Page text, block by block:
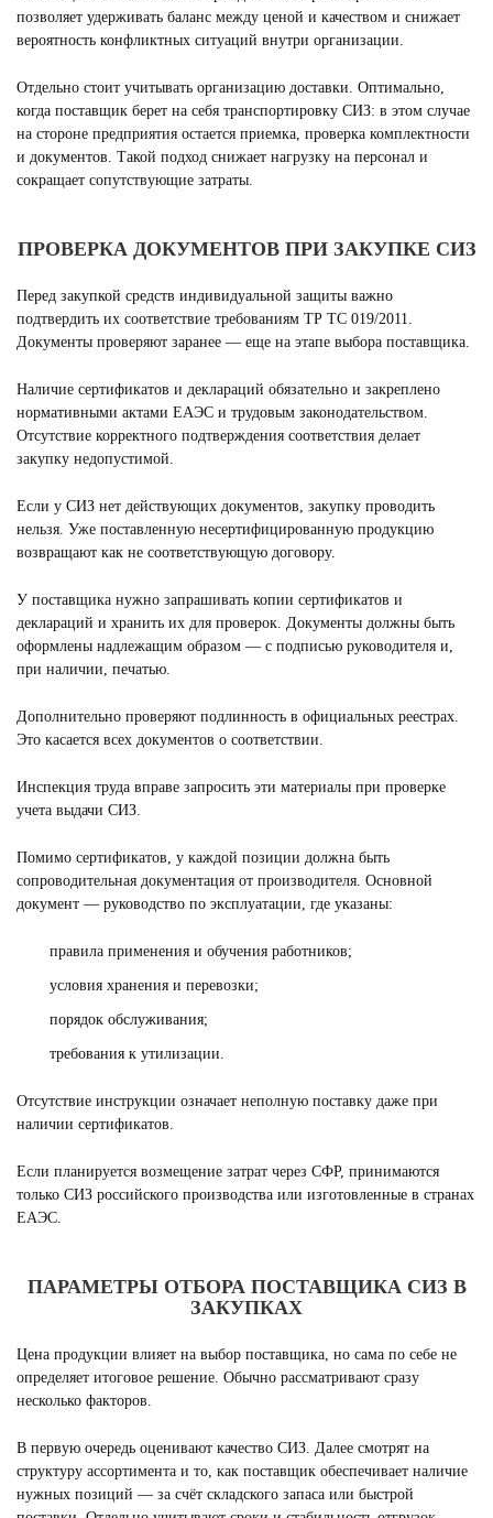
позволяет удерживать баланс между ценой и качеством и снижает
вероятность конфликтных ситуаций внутри организации.
Отдельно стоит учитывать организацию доставки. Оптимально,
когда поставщик берет на себя транспортировку СИЗ: в этом случае
на стороне предприятия остается приемка, проверка комплектности
и документов. Такой подход снижает нагрузку на персонал и
сокращает сопутствующие затраты.
ПРОВЕРКА ДОКУМЕНТОВ ПРИ ЗАКУПКЕ СИЗ
Перед закупкой средств индивидуальной защиты важно
подтвердить их соответствие требованиям ТР ТС 019/2011.
Документы проверяют заранее — еще на этапе выбора поставщика.
Наличие сертификатов и деклараций обязательно и закреплено
нормативными актами ЕАЭС и трудовым законодательством.
Отсутствие корректного подтверждения соответствия делает
закупку недопустимой.
Если у СИЗ нет действующих документов, закупку проводить
нельзя. Уже поставленную несертифицированную продукцию
возвращают как не соответствующую договору.
У поставщика нужно запрашивать копии сертификатов и
деклараций и хранить их для проверок. Документы должны быть
оформлены надлежащим образом — с подписью руководителя и,
при наличии, печатью.
Дополнительно проверяют подлинность в официальных реестрах.
Это касается всех документов о соответствии.
Инспекция труда вправе запросить эти материалы при проверке
учета выдачи СИЗ.
Помимо сертификатов, у каждой позиции должна быть
сопроводительная документация от производителя. Основной
документ — руководство по эксплуатации, где указаны:
правила применения и обучения работников;
условия хранения и перевозки;
порядок обслуживания;
требования к утилизации.
Отсутствие инструкции означает неполную поставку даже при
наличии сертификатов.
Если планируется возмещение затрат через СФР, принимаются
только СИЗ российского производства или изготовленные в странах
ЕАЭС.
ПАРАМЕТРЫ ОТБОРА ПОСТАВЩИКА СИЗ В
ЗАКУПКАХ
Цена продукции влияет на выбор поставщика, но сама по себе не
определяет итоговое решение. Обычно рассматривают сразу
несколько факторов.
В первую очередь оценивают качество СИЗ. Далее смотрят на
структуру ассортимента и то, как поставщик обеспечивает наличие
нужных позиций — за счёт складского запаса или быстрой